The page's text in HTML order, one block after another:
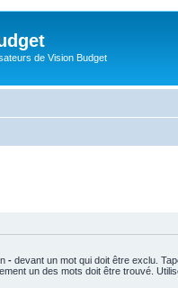
de Vision Budget
- devant un mot qui doit être exclu.
un des mots doit être trouvé.